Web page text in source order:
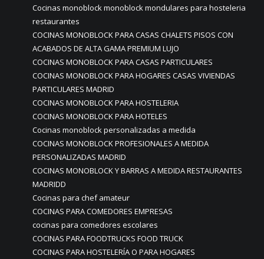
Cocinas monoblock monoblock mondulares para hosteleria
restaurantes
COCINAS MONOBLOCK PARA CASAS CHALETS PISOS CON
ACABADOS DE ALTA GAMA PREMIUM LUJO
COCINAS MONOBLOCK PARA CASAS PARTICULARES
COCINAS MONOBLOCK PARA HOGARES CASAS VIVIENDAS
PARTICULARES MADRID
COCINAS MONOBLOCK PARA HOSTELERIA
COCINAS MONOBLOCK PARA HOTELES
Cocinas monoblock personalizadas a medida
COCINAS MONOBLOCK PROFESIONALES A MEDIDA
PERSONALIZADAS MADRID
COCINAS MONOBLOCK Y BARRAS A MEDIDA RESTAURANTES
MADRIDD
Cocinas para chef amateur
COCINAS PARA COMEDORES EMPRESAS
cocinas para comedores escolares
COCINAS PARA FOODTRUCKS FOOD TRUCK
COCINAS PARA HOSTELERÍA O PARA HOGARES